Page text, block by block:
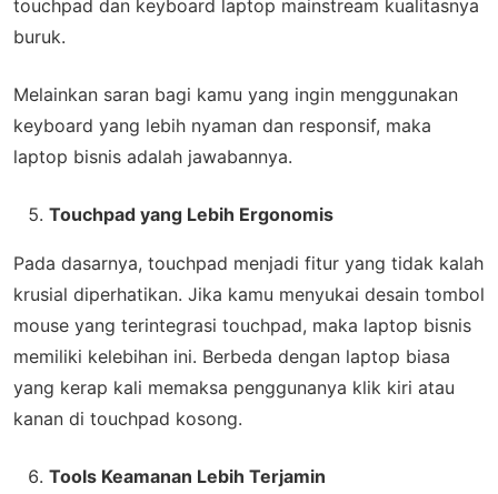
touchpad dan keyboard laptop mainstream kualitasnya
buruk.
Melainkan saran bagi kamu yang ingin menggunakan
keyboard yang lebih nyaman dan responsif, maka
laptop bisnis adalah jawabannya.
Touchpad yang Lebih Ergonomis
Pada dasarnya, touchpad menjadi fitur yang tidak kalah
krusial diperhatikan. Jika kamu menyukai desain tombol
mouse yang terintegrasi touchpad, maka laptop bisnis
memiliki kelebihan ini. Berbeda dengan laptop biasa
yang kerap kali memaksa penggunanya klik kiri atau
kanan di touchpad kosong.
Tools Keamanan Lebih Terjamin